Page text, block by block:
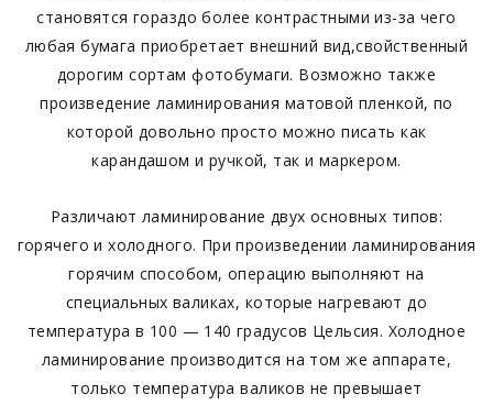
становятся гораздо более контрастными из-за чего
любая бумага приобретает внешний вид,свойственный
дорогим сортам фотобумаги. Возможно также
произведение ламинирования матовой пленкой, по
которой довольно просто можно писать как
карандашом и ручкой, так и маркером.
Различают ламинирование двух основных типов:
горячего и холодного. При произведении ламинирования
горячим способом, операцию выполняют на
специальных валиках, которые нагревают до
температура в 100 — 140 градусов Цельсия. Холодное
ламинирование производится на том же аппарате,
только температура валиков не превышает